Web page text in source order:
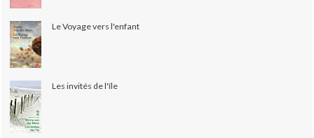
Le Voyage vers l'enfant
Les invités de l'île